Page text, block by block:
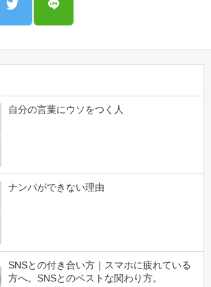
自分の言葉にウソをつく人
ナンパができない理由
SNSとの付き合い方｜スマホに疲れている
方へ。SNSとのベストな関わり方。